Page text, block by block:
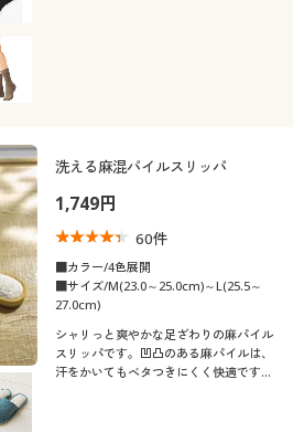
洗える麻混パイルスリッパ
1,749円
60件
■カラー/4色展開
■サイズ/M(23.0～25.0cm)～L(25.5～
27.0cm)
シャリっと爽やかな足ざわりの麻パイル
スリッパです。凹凸のある麻パイルは、
汗をかいてもベタつきにくく快適です♪